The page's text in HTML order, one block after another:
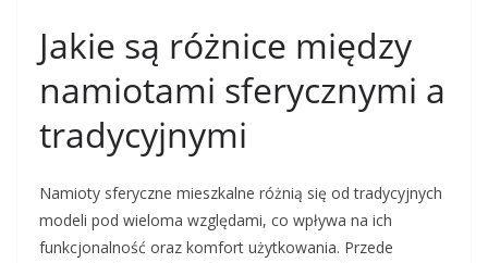
Jakie są różnice między
namiotami sferycznymi a
tradycyjnymi
Namioty sferyczne mieszkalne różnią się od tradycyjnych
modeli pod wieloma względami, co wpływa na ich
funkcjonalność oraz komfort użytkowania. Przede